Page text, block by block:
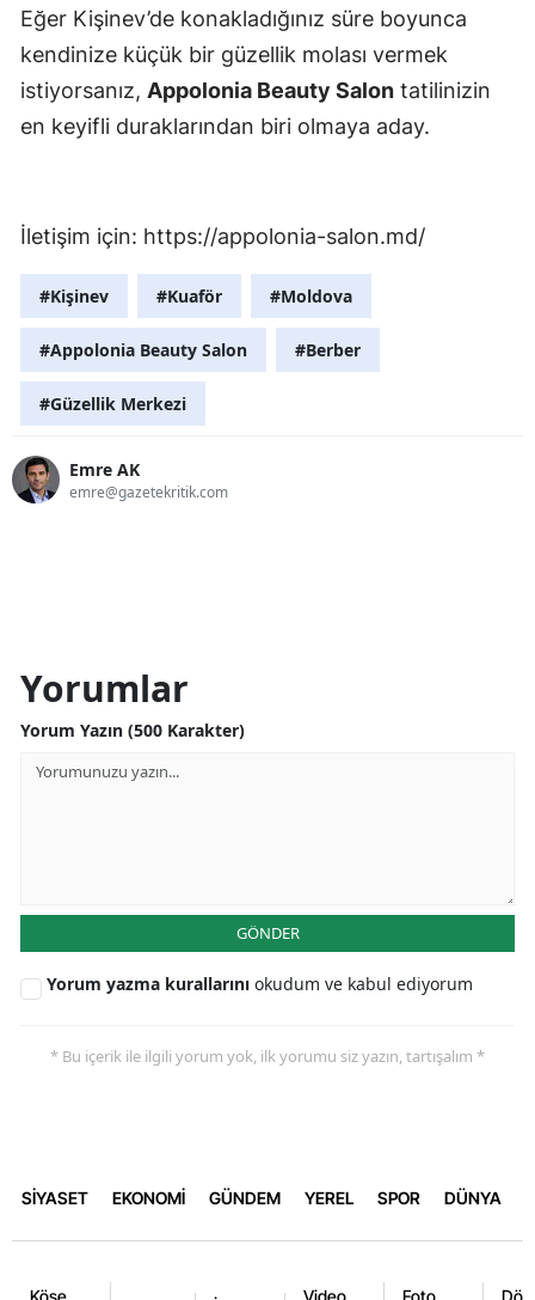
Eğer Kişinev’de konakladığınız süre boyunca
kendinize küçük bir güzellik molası vermek
istiyorsanız, Appolonia Beauty Salon tatilinizin
en keyifli duraklarından biri olmaya aday.
İletişim için: https://appolonia-salon.md/
#Kişinev #Kuaför #Moldova
#Appolonia Beauty Salon #Berber
#Güzellik Merkezi
Emre AK
emre@gazetekritik.com
Yorumlar
Yorum Yazın (500 Karakter)
GÖNDER
Yorum yazma kurallarını okudum ve kabul ediyorum
* Bu içerik ile ilgili yorum yok, ilk yorumu siz yazın, tartışalım *
SİYASET EKONOMİ GÜNDEM YEREL SPOR DÜNYA
Köşe Video Foto